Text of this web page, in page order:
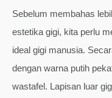
Sebelum membahas
estetika gigi, kita perlu
ideal gigi manusia.
dengan warna putih
wastafel. Lapisan luar